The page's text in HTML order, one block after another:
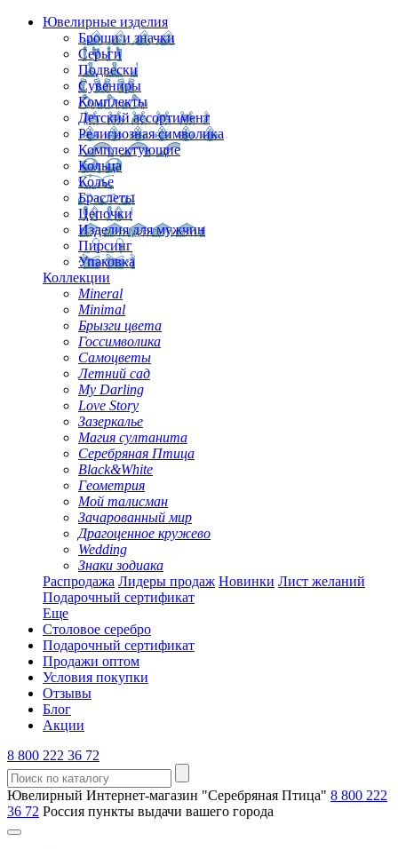
Ювелирные изделия
Броши и значки
Серьги
Подвески
Сувениры
Комплекты
Детский ассортимент
Религиозная символика
Комплектующие
Кольца
Колье
Браслеты
Цепочки
Изделия для мужчин
Пирсинг
Упаковка
Коллекции
Mineral
Minimal
Брызги цвета
Госсимволика
Самоцветы
Летний сад
My Darling
Love Story
Зазеркалье
Магия султанита
Серебряная Птица
Black&White
Геометрия
Мой талисман
Зачарованный мир
Драгоценное кружево
Wedding
Знаки зодиака
Распродажа Лидеры продаж Новинки Лист желаний
Подарочный сертификат
Еще
Столовое серебро
Подарочный сертификат
Продажи оптом
Условия покупки
Отзывы
Блог
Акции
8 800 222 36 72
Ювелирный Интернет-магазин "Серебряная Птица" 8 800 222
36 72 Россия пункты выдачи вашего города